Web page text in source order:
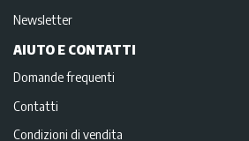
Newsletter
AIUTO E CONTATTI
Domande frequenti
Contatti
Condizioni di vendita